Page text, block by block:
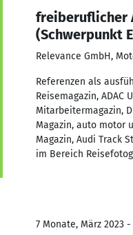
freiberuflicher
(Schwerpunkt
Relevance GmbH,
Referenzen als
Reisemagazin, ADAC
Mitarbeitermagazin,
Magazin, auto motor
Magazin, Audi Track
im Bereich
7 Monate, März 2023 -